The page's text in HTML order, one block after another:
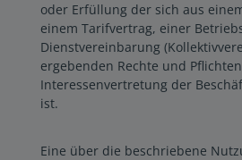
oder Erfüllung der sich aus
einem Tarifvertrag, einer
Dienstvereinbarung
ergebenden Rechte und
Interessenvertretung der
ist.
Eine über die beschriebene